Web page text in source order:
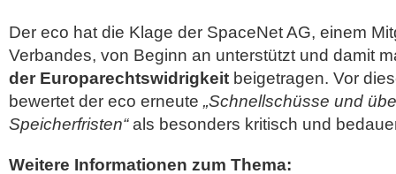
Der eco hat die Klage der SpaceNet AG, einem
Verbandes, von Beginn an unterstützt und damit
der Europarechtswidrigkeit beigetragen. Vor
bewertet der eco erneute „Schnellschüsse und
Speicherfristen“als besonders kritisch und
Weitere Informationen zum Thema: